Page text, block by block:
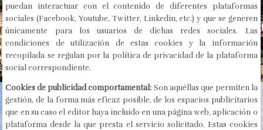
puedan interactuar con el contenido de diferentes plataformas
sociales (Facebook, Youtube, Twitter, Linkedin, etc.) y que se generen
únicamente para los usuarios de dichas redes sociales. Las
condiciones de utilización de estas cookies y la información
recopilada se regulan por la política de privacidad de la plataforma
social correspondiente.
Cookies de publicidad comportamental: Son aquéllas que permiten la
gestión, de la forma más eficaz posible, de los espacios publicitarios
que en su caso el editor haya incluido en una página web, aplicación o
plataforma desde la que presta el servicio solicitado. Estas cookies